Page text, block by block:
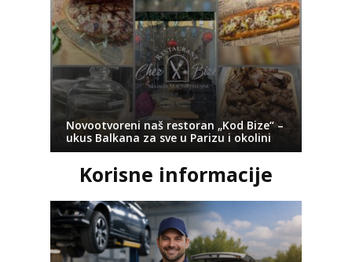
Novootvoreni naš restoran „Kod Bize“ –
ukus Balkana za sve u Parizu i okolini
Korisne informacije